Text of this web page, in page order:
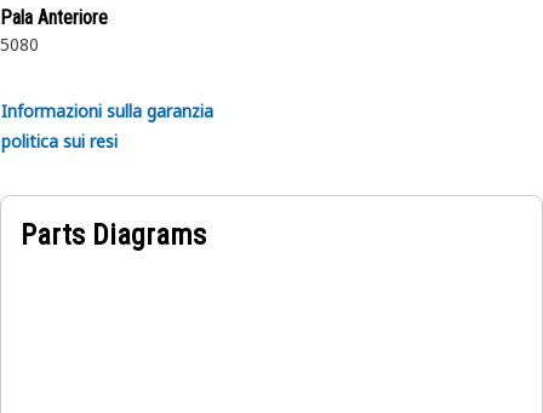
Pala Anteriore
5080
Informazioni sulla garanzia
politica sui resi
Parts Diagrams